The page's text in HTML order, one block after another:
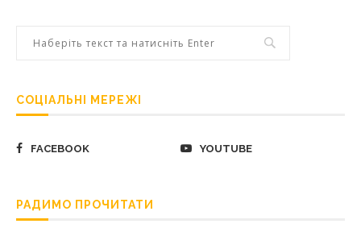
СОЦІАЛЬНІ МЕРЕЖІ
FACEBOOK YOUTUBE
РАДИМО ПРОЧИТАТИ